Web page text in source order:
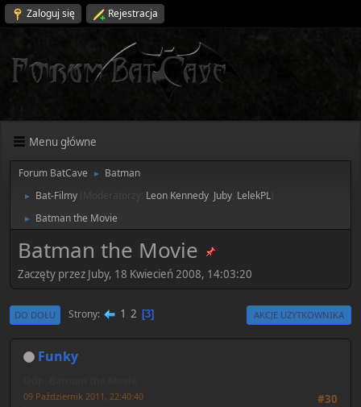
Zaloguj się Rejestracja
Menu główne
Forum BatCave ► Batman
► Bat-Filmy Leon Kennedy Juby LelekPL
► Batman the Movie
Batman the Movie
Zaczęty przez Juby, 18 Kwiecień 2008, 14:03:20
DO DOŁU Strony 1 2 3 AKCJE UŻYTKOWNIKA
Funky
#30
09 Październik 2011, 22:40:40